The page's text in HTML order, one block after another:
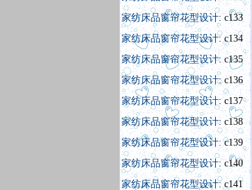
家纺床品窗帘花型设计: c133
家纺床品窗帘花型设计: c134
家纺床品窗帘花型设计: c135
家纺床品窗帘花型设计: c136
家纺床品窗帘花型设计: c137
家纺床品窗帘花型设计: c138
家纺床品窗帘花型设计:c139
家纺床品窗帘花型设计: c140
家纺床品窗帘花型设计: c141